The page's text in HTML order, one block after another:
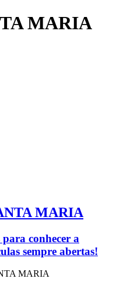
MARIA
MARIA
conhecer a
sempre abertas!
MARIA